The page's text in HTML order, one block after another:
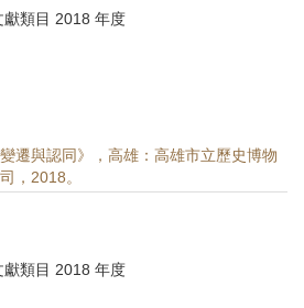
獻類目 2018 年度
遷與認同》，高雄：高雄市立歷史博物
，2018。
獻類目 2018 年度